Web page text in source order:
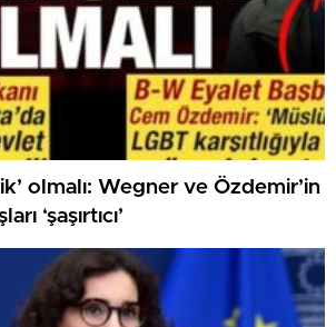
olmalı: Wegner ve Özdemir’in
‘şaşırtıcı’